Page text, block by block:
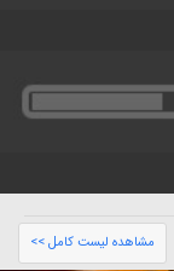
مشاهده لیست کامل >>